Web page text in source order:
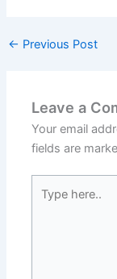
← Previous Post
Leave a
Your email
fields are
here..